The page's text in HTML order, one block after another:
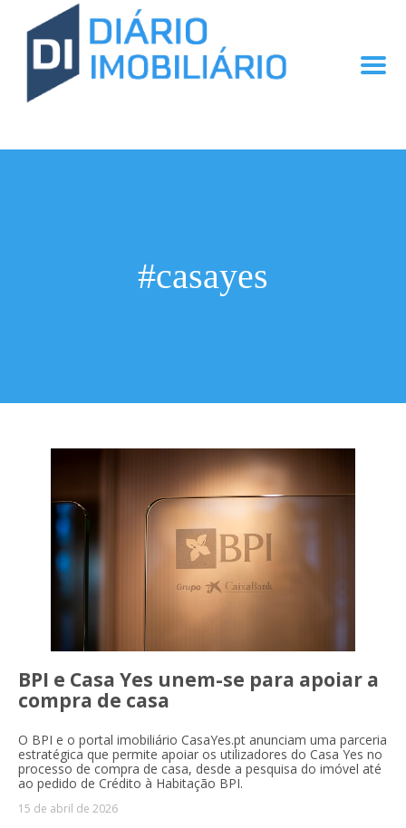
#casayes
BPI e Casa Yes unem-se para apoiar a
compra de casa
O BPI e o portal imobiliário CasaYes.pt anunciam uma parceria
estratégica que permite apoiar os utilizadores do Casa Yes no
processo de compra de casa, desde a pesquisa do imóvel até
ao pedido de Crédito à Habitação BPI.
15 de abril de 2026